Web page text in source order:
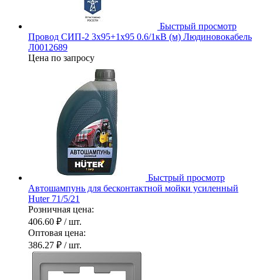
Быстрый просмотр
Провод СИП-2 3х95+1х95 0.6/1кВ (м) Людиновокабель
Л0012689
Цена по запросу
Быстрый просмотр
Автошампунь для бесконтактной мойки усиленный
Huter 71/5/21
Розничная цена:
406.60 ₽ / шт.
Оптовая цена:
386.27 ₽ / шт.